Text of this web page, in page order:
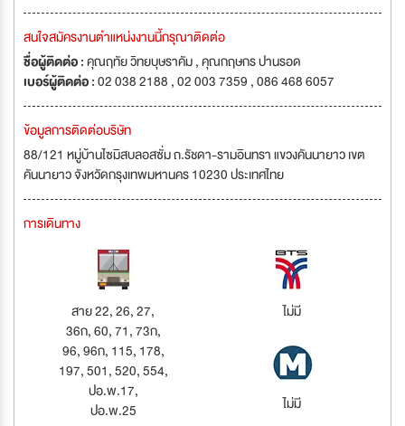
สนใจสมัครงานตำแหน่งงานนี้กรุณาติดต่อ
ชื่อผู้ติดต่อ :คุณฤทัย วิทยบุษราคัม , คุณกฤษกร ปานรอด
เบอร์ผู้ติดต่อ :02 038 2188 , 02 003 7359 , 086 468 6057
ข้อมูลการติดต่อบริษัท
88/121 หมู่บ้านไซมิสบลอสซั่ม ถ.รัชดา-รามอินทรา แขวงคันนายาว เขต
คันนายาว จังหวัดกรุงเทพมหานคร 10230 ประเทศไทย
การเดินทาง
สาย 22, 26, 27,
36ก, 60, 71, 73ก,
96, 96ก, 115, 178,
197, 501, 520, 554,
ปอ.พ.17,
ปอ.พ.25
ไม่มี
ไม่มี